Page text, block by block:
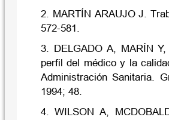
2. MARTÍN ARAUJO J.
572-581.
3. DELGADO A, MARÍN
perfil del médico y la
Administración Sanitaria.
1994; 48.
4. WILSON A,